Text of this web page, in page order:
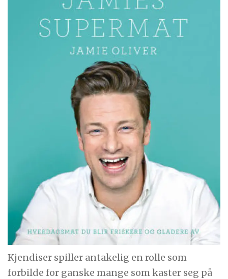
Kjendiser spiller antakelig en rolle som
forbilde for ganske mange som kaster seg på